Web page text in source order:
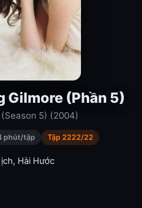
Gilmore (Phần 5)
5) (2004)
phút/tập Tập 2222/22
, Hài Hước